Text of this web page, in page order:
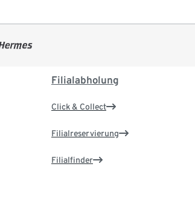
Filialabholung
Click & Collect
Filialreservierung
Filialfinder